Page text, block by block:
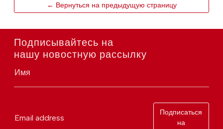
← Вернуться на предыдущую страницу
Подписывайтесь на
нашу новостную рассылку
Имя
Email address
Подписаться
на